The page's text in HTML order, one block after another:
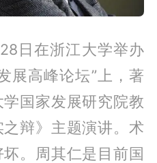
日在浙江大学举办
展高峰论坛”上，著
国家发展研究院教
辩》主题演讲。术
。周其仁是目前国